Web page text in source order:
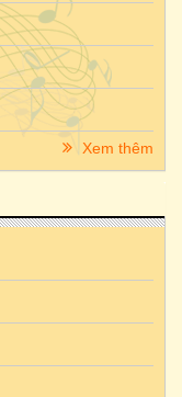
Xem thêm